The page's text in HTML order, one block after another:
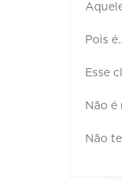
Pois
Esse
Não é
Não